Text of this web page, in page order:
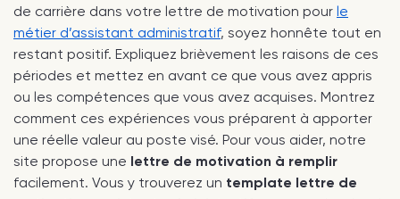
de carrière dans votre lettre de motivation pour le
métier d’assistant administratif, soyez honnête tout en
restant positif. Expliquez brièvement les raisons de ces
périodes et mettez en avant ce que vous avez appris
ou les compétences que vous avez acquises. Montrez
comment ces expériences vous préparent à apporter
une réelle valeur au poste visé. Pour vous aider, notre
site propose une lettre de motivation à remplir
facilement. Vous y trouverez un template lettre de